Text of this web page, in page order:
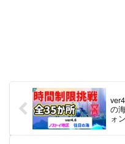
の
ォ